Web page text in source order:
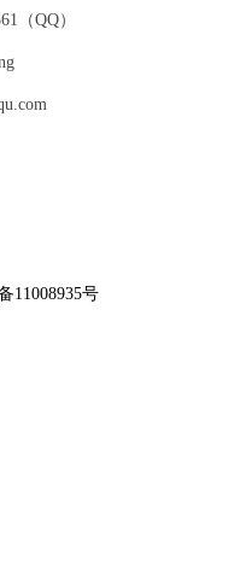
（QQ）
11008935号